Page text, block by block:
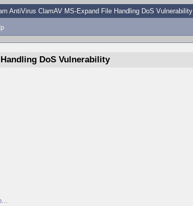
AntiVirus ClamAV MS-Expand File Handling DoS Vulnerability
DoS Vulnerability